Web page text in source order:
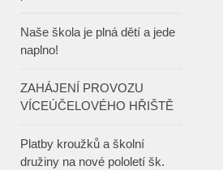
Naše škola je plná dětí a jede
naplno!
ZAHÁJENÍ PROVOZU
VÍCEÚČELOVÉHO HŘIŠTĚ
Platby kroužků a školní
družiny na nové pololetí šk.